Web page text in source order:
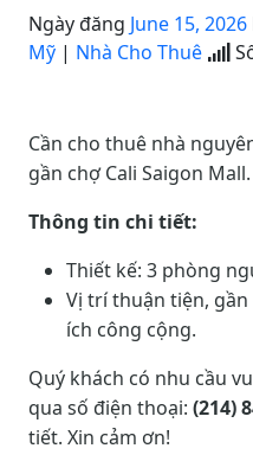
Ngày đăng June 15, 2026
Mỹ | Nhà Cho Thuê
Cần cho thuê nhà
gần chợ Cali Saigon Mall.
Thông tin chi tiết:
Thiết kế: 3 phòng
Vị trí thuận tiện,
ích công cộng.
Quý khách có nhu cầu
qua số điện thoại: (214)
tiết. Xin cảm ơn!